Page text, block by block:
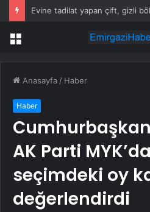
Menü
Anasayfa / Haber
Haber
AK Parti
seçimdeki oy
değerlendirdi